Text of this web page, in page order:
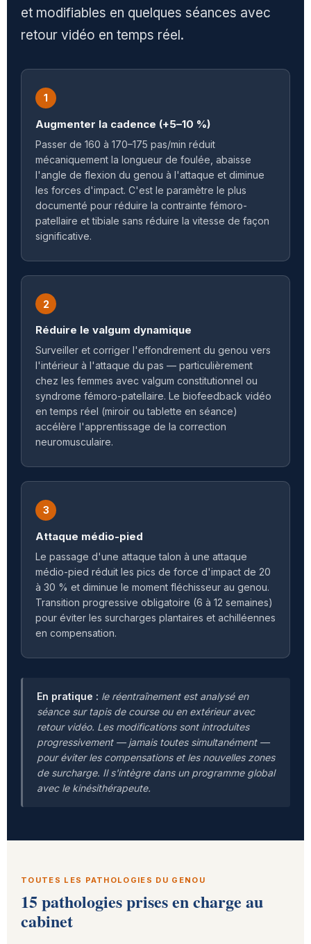
et modifiables en quelques séances avec
retour vidéo en temps réel.
1
Augmenter la cadence (+5–10 %)
Passer de 160 à 170–175 pas/min réduit
mécaniquement la longueur de foulée, abaisse
l'angle de flexion du genou à l'attaque et diminue
les forces d'impact. C'est le paramètre le plus
documenté pour réduire la contrainte fémoro-
patellaire et tibiale sans réduire la vitesse de façon
significative.
2
Réduire le valgum dynamique
Surveiller et corriger l'effondrement du genou vers
l'intérieur à l'attaque du pas — particulièrement
chez les femmes avec valgum constitutionnel ou
syndrome fémoro-patellaire. Le biofeedback vidéo
en temps réel (miroir ou tablette en séance)
accélère l'apprentissage de la correction
neuromusculaire.
3
Attaque médio-pied
Le passage d'une attaque talon à une attaque
médio-pied réduit les pics de force d'impact de 20
à 30 % et diminue le moment fléchisseur au genou.
Transition progressive obligatoire (6 à 12 semaines)
pour éviter les surcharges plantaires et achilléennes
en compensation.
En pratique : le réentraînement est analysé en
séance sur tapis de course ou en extérieur avec
retour vidéo. Les modifications sont introduites
progressivement — jamais toutes simultanément —
pour éviter les compensations et les nouvelles zones
de surcharge. Il s'intègre dans un programme global
avec le kinésithérapeute.
TOUTES LES PATHOLOGIES DU GENOU
15 pathologies prises en charge au
cabinet